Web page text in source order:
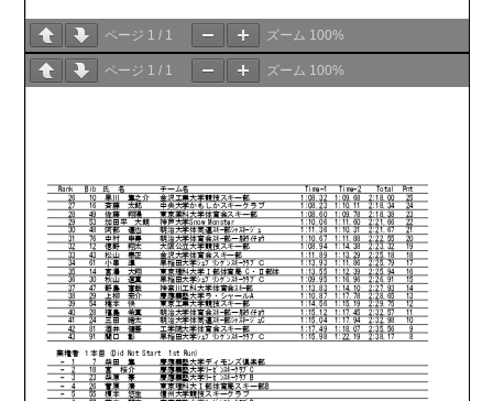
ページ 1 / 1 ズーム 100%
ページ 1 / 1 ズーム 100%